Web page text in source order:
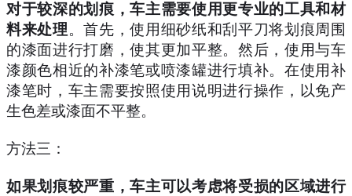
对于较深的划痕，车主需要使用更专业的工具和材
料来处理。首先，使用细砂纸和刮平刀将划痕周围
的漆面进行打磨，使其更加平整。然后，使用与车
漆颜色相近的补漆笔或喷漆罐进行填补。在使用补
漆笔时，车主需要按照使用说明进行操作，以免产
生色差或漆面不平整。
方法三：
如果划痕较严重，车主可以考虑将受损的区域进行